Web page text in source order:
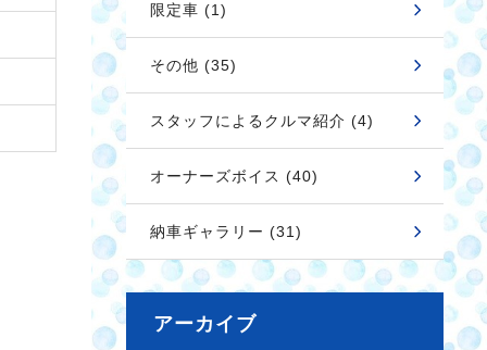
限定車 (1)
その他 (35)
スタッフによるクルマ紹介 (4)
オーナーズボイス (40)
納車ギャラリー (31)
アーカイブ